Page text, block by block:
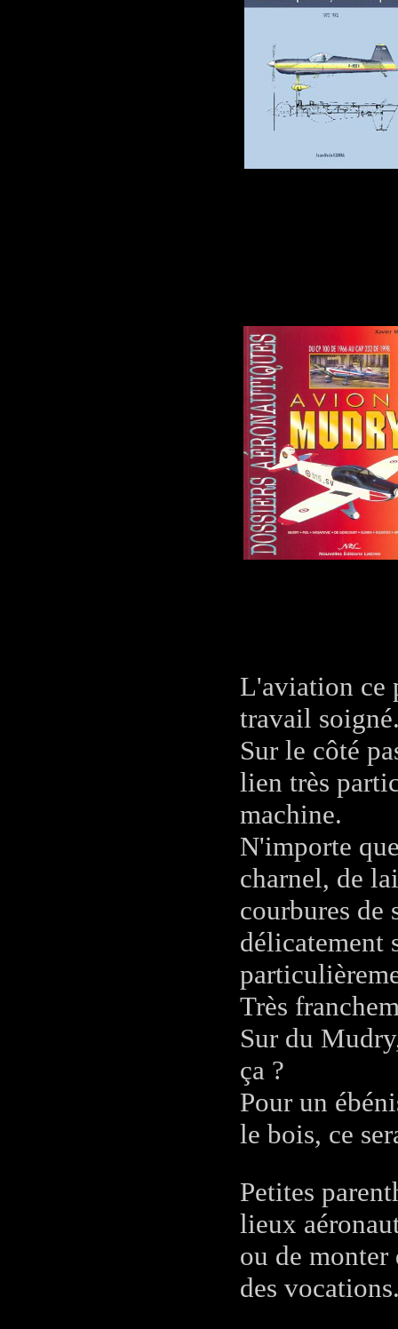
L'aviation ce
travail
Sur le côté
lien très
machine.
N'importe
charnel, de
courbures de
délicatement
Très
Sur du
ça ?
Pour un
le bois, ce
Petites
lieux
ou de monter
des